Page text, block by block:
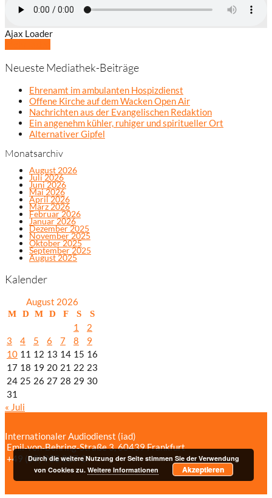
Ajax Loader
Neueste Mediathek-Beiträge
Ehrenamt im ambulanten Hospizdienst
Offene Kirche auf dem Wacken Open Air
Nachrichten aus der Evangelischen Redaktion
Ein angenehm kühler, ruhiger und spiritueller Ort
Alternativer Gipfel
Monatsarchiv
August 2026
Juli 2026
Juni 2026
Mai 2026
April 2026
März 2026
Februar 2026
Januar 2026
Dezember 2025
November 2025
Oktober 2025
September 2025
August 2025
Kalender
August 2026
M D M D F S S
1
2
3
4 5 6 7 8
9
10 11 12 13 14 15 16
17 18 19 20 21 22 23
24 25 26 27 28 29 30
31
« Juli
Internationaler Audiodienst (iad)
Emil‑von‑Behring‑Straße 3, 60439 Frankfurt
+49 (69) 958 037‑0Bildnachweise
Impressum/Datenschutzerklärung
Durch die weitere Nutzung der Seite stimmen Sie der Verwendung
von Cookies zu.Weitere Informationen Akzeptieren